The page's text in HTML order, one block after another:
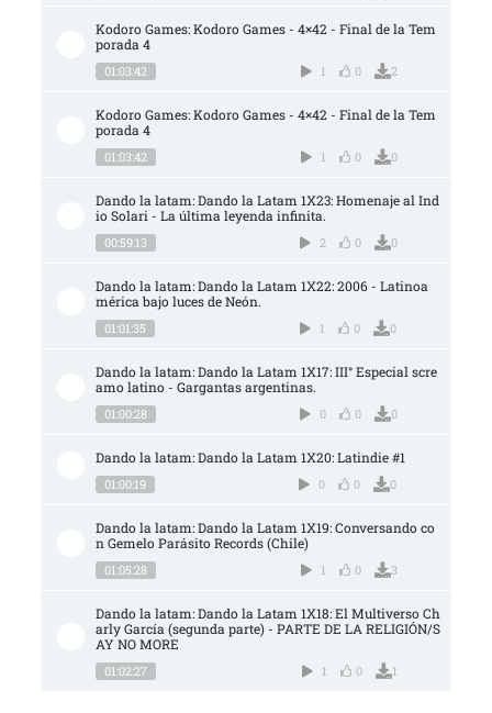
Kodoro Games: Kodoro Games - 4×42 - Final de la Tem
porada 4
01:03:42 1 0 2
Kodoro Games: Kodoro Games - 4×42 - Final de la Tem
porada 4
01:03:42 1 0 0
Dando la latam: Dando la Latam 1X23: Homenaje al Ind
io Solari - La última leyenda infinita.
00:59:13 2 0 0
Dando la latam: Dando la Latam 1X22: 2006 - Latinoa
mérica bajo luces de Neón.
01:01:35 1 0 0
Dando la latam: Dando la Latam 1X17: III° Especial scre
amo latino - Gargantas argentinas.
01:00:28 0 0 0
Dando la latam: Dando la Latam 1X20: Latindie #1
01:00:19 0 0 0
Dando la latam: Dando la Latam 1X19: Conversando co
n Gemelo Parásito Records (Chile)
01:05:28 1 0 3
Dando la latam: Dando la Latam 1X18: El Multiverso Ch
arly García (segunda parte) - PARTE DE LA RELIGIÓN/S
AY NO MORE
01:02:27 1 0 1